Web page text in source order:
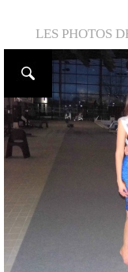
LES PHOTOS